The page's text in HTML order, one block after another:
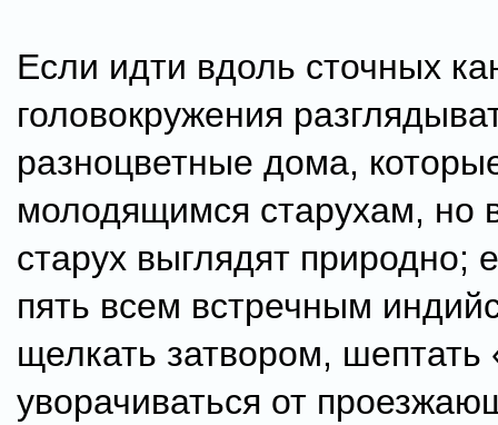
Если идти вдоль сточных
головокружения
разноцветные дома,
молодящимся старухам, но
старух выглядят природно;
пять всем встречным
щелкать затвором, шептать
уворачиваться от